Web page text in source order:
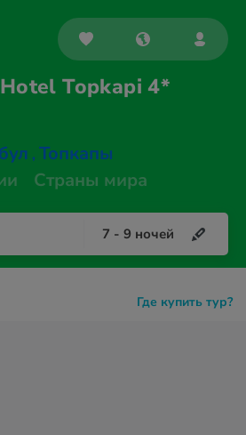
HotelTopkapi 4*
, Топкапы
Страны мира
7 - 9 ночей
Где купить тур?